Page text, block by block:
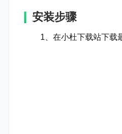
安装步骤
1、在小杜下载站下载